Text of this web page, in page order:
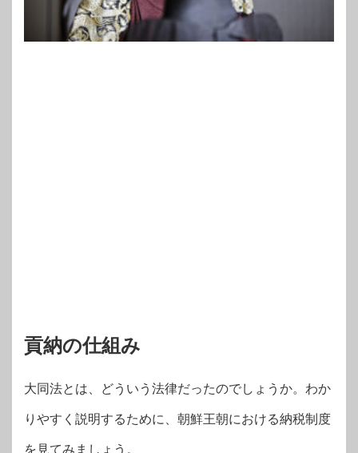
貢納の仕組み
大同法とは、どういう法律だったのでしょうか。わか
りやすく説明するために、朝鮮王朝における納税制度
を見てみましょう。